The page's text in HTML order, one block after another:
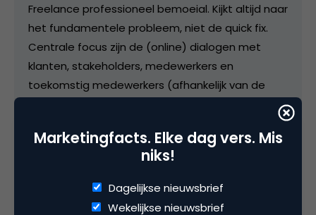
Freelance professioneel bemoeial. Kijkt altijd naar
het fundamentele probleem, niet de quick fix.
Centrale focus zijn de (online) dialogen met
klanten, stakeholders, medewerkers en
toekomstig medewerkers (afhankelijk van de
recruitmentsites, adviseur bij verschillende start
ups en inspirator m.b.t. de toekomst van werk
(de arbeidsmarkt van de 21e eeuw).
Marketingfacts. Elke dag vers. Mis
niks!
Dagelijkse nieuwsbrief
Wekelijkse nieuwsbrief